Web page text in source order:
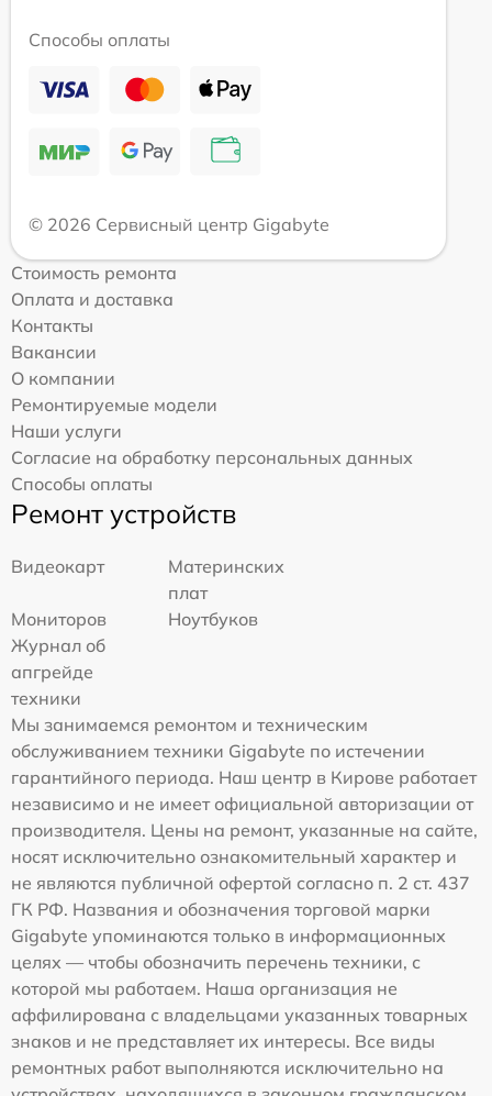
Способы оплаты
© 2026 Сервисный центр Gigabyte
Стоимость ремонта
Оплата и доставка
Контакты
Вакансии
О компании
Ремонтируемые модели
Наши услуги
Согласие на обработку персональных данных
Способы оплаты
Ремонт устройств
Видеокарт
Материнских
плат
Мониторов
Ноутбуков
Журнал об
апгрейде
техники
Мы занимаемся ремонтом и техническим
обслуживанием техники Gigabyte по истечении
гарантийного периода. Наш центр в Кирове работает
независимо и не имеет официальной авторизации от
производителя. Цены на ремонт, указанные на сайте,
носят исключительно ознакомительный характер и
не являются публичной офертой согласно п. 2 ст. 437
ГК РФ. Названия и обозначения торговой марки
Gigabyte упоминаются только в информационных
целях — чтобы обозначить перечень техники, с
которой мы работаем. Наша организация не
аффилирована с владельцами указанных товарных
знаков и не представляет их интересы. Все виды
ремонтных работ выполняются исключительно на